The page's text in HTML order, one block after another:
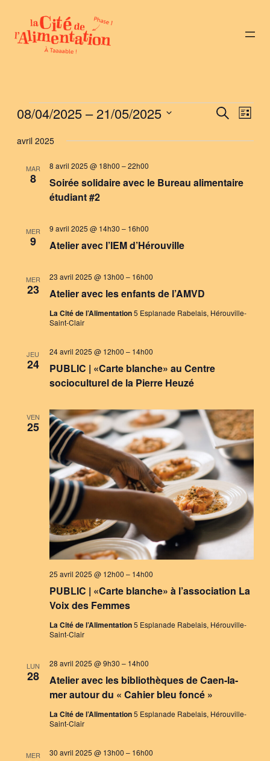
Évènements
et
de
Recherche
Liste
08/04/2025 – 21/05/2025
une
avril 2025
MAR
8
Soirée solidaire avec le Bureau alimentaire
étudiant #2
8 avril 2025 @ 18h00 –22h00
MER
9 Atelier avec l’IEM d’Hérouville
9 avril 2025 @ 14h30 – 16h00
MER
23 Atelier avec les enfants de l’AMVD
23 avril 2025 @ 13h00 – 16h00
La Cité de l’Alimentation5 Esplanade Rabelais, Hérouville-
Saint-Clair
JEU
24
PUBLIC | «Carte blanche» au Centre
socioculturel de la Pierre Heuzé
24 avril 2025 @ 12h00 – 14h00
VEN
25
PUBLIC | «Carte blanche» à l’association La
Voix des Femmes
25 avril 2025 @ 12h00 – 14h00
La Cité de l’Alimentation5 Esplanade Rabelais, Hérouville-
Saint-Clair
LUN
28
Atelier avec les bibliothèques de Caen-la-
mer autour du « Cahier bleu foncé »
28 avril 2025 @ 9h30 – 14h00
La Cité de l’Alimentation5 Esplanade Rabelais, Hérouville-
Saint-Clair
MER 30 avril 2025 @ 13h00 – 16h00